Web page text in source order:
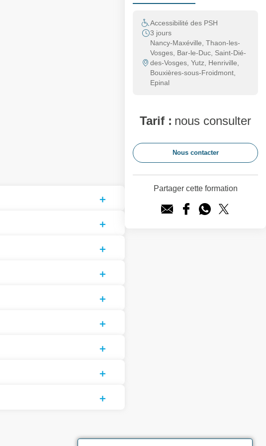
Accessibilité des PSH
3 jours
Nancy-Maxéville, Thaon-les-
Vosges, Bar-le-Duc, Saint-Dié-
des-Vosges, Yutz, Henriville,
Bouxières-sous-Froidmont,
Epinal
Tarif : nous consulter
Nous contacter
Partager cette formation